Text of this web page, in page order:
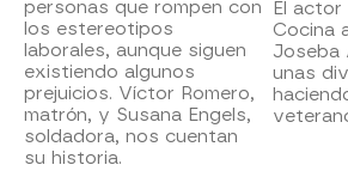
personas que rompen con
los estereotipos
laborales, aunque siguen
existiendo algunos
prejuicios. Víctor Romero,
matrón, y Susana Engels,
soldadora, nos cuentan
su historia.
El
Cocina
Joseba
unas